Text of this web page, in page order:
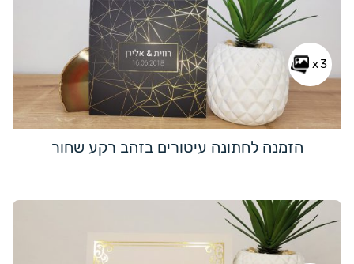
x3
הזמנה לחתונה עיטורים בזהב רקע שחור